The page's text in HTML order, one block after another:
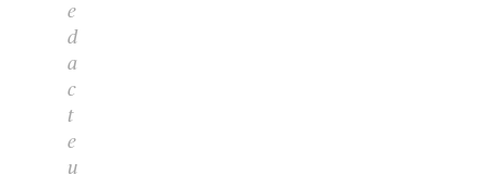
e
d
a
c
t
e
u